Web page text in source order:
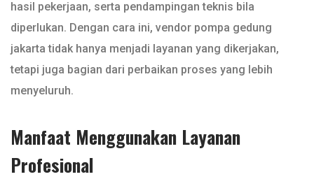
hasil pekerjaan, serta pendampingan teknis bila
diperlukan. Dengan cara ini, vendor pompa gedung
jakarta tidak hanya menjadi layanan yang dikerjakan,
tetapi juga bagian dari perbaikan proses yang lebih
menyeluruh.
Manfaat Menggunakan Layanan
Profesional